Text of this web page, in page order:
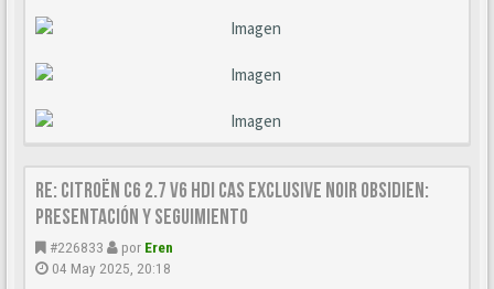
Re: Citroën C6 2.7 V6 HDi CAS Exclusive Noir Obsidien:
Presentación y seguimiento
#226833 por Eren
04 May 2025, 20:18